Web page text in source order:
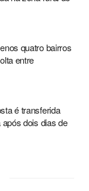
quatro bairros
entre
é transferida
dois dias de